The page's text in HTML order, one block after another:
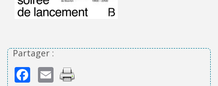
Partager :
Facebook
Email